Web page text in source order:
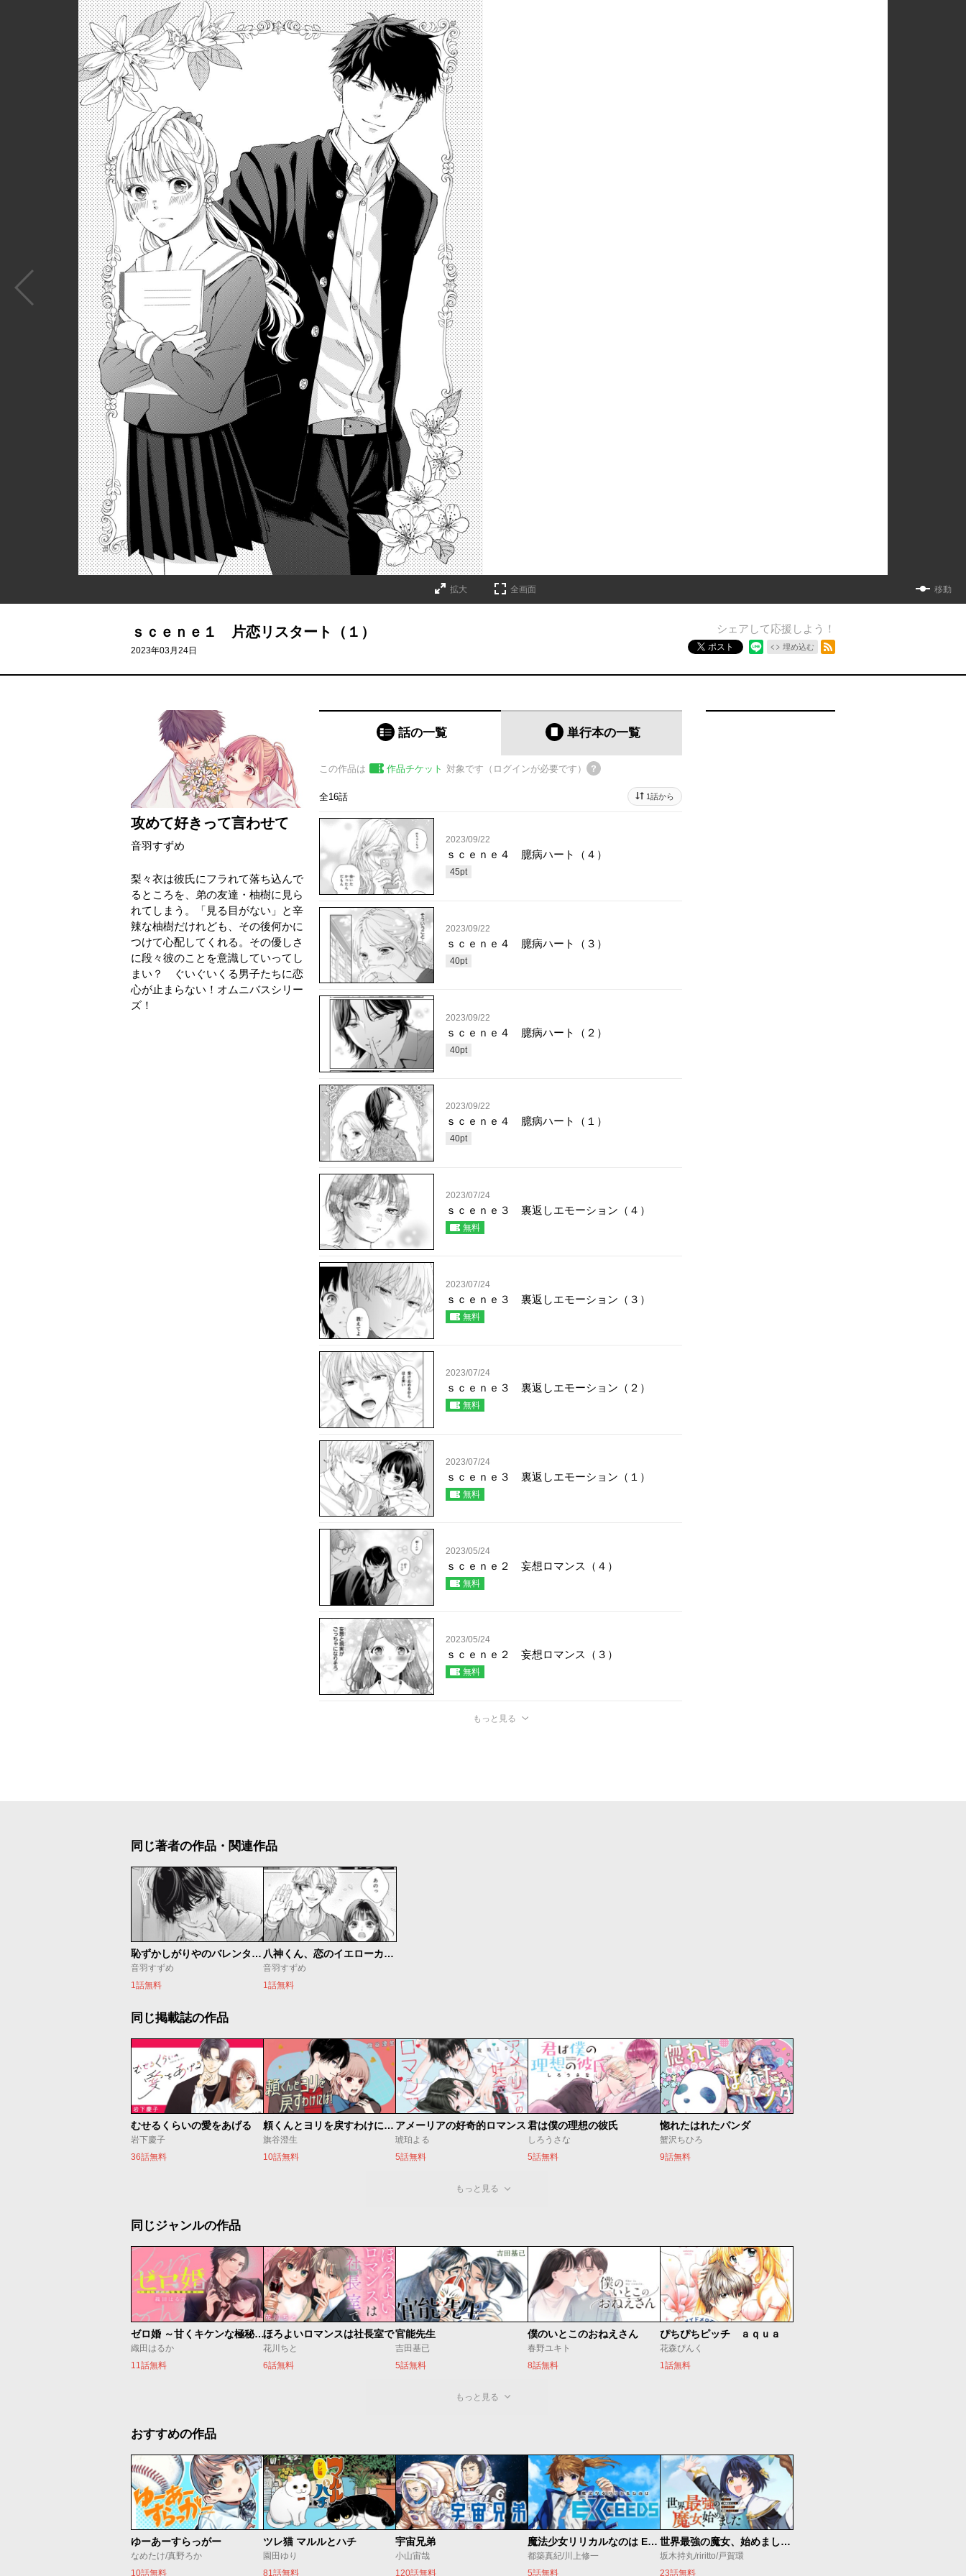
拡大 全画面 移動
ｓｃｅｎｅ１ 片恋リスタート（１）
2023年03月24日
シェアして応援しよう！
ポスト 埋め込む
攻めて好きって言わせて
音羽すずめ
梨々衣は彼氏にフラれて落ち込んで
るところを、弟の友達・柚樹に見ら
れてしまう。「見る目がない」と辛
辣な柚樹だけれども、その後何かに
つけて心配してくれる。その優しさ
に段々彼のことを意識していってし
まい？ ぐいぐいくる男子たちに恋
心が止まらない！オムニバスシリー
ズ！
話の一覧 単行本の一覧
この作品は 作品チケット 対象です（ログインが必要です）
全16話 1話から
2023/09/22
ｓｃｅｎｅ４ 臆病ハート（４）
45pt
2023/09/22
ｓｃｅｎｅ４ 臆病ハート（３）
40pt
2023/09/22
ｓｃｅｎｅ４ 臆病ハート（２）
40pt
2023/09/22
ｓｃｅｎｅ４ 臆病ハート（１）
40pt
2023/07/24
ｓｃｅｎｅ３ 裏返しエモーション（４）
無料
2023/07/24
ｓｃｅｎｅ３ 裏返しエモーション（３）
無料
2023/07/24
ｓｃｅｎｅ３ 裏返しエモーション（２）
無料
2023/07/24
ｓｃｅｎｅ３ 裏返しエモーション（１）
無料
2023/05/24
ｓｃｅｎｅ２ 妄想ロマンス（４）
無料
2023/05/24
ｓｃｅｎｅ２ 妄想ロマンス（３）
無料
もっと見る
同じ著者の作品・関連作品
恥ずかしがりやのバレンタイン
音羽すずめ
1話無料
八神くん、恋のイエローカードです
音羽すずめ
1話無料
同じ掲載誌の作品
むせるくらいの愛をあげる
岩下慶子
36話無料
頼くんとヨリを戻すわけには！
旗谷澄生
10話無料
アメーリアの好奇的ロマンス
琥珀よる
5話無料
君は僕の理想の彼氏
しろうさな
5話無料
惚れたはれたパンダ
蟹沢ちひろ
9話無料
もっと見る
同じジャンルの作品
ゼロ婚 ～甘くキケンな極秘任務～
織田はるか
11話無料
ほろよいロマンスは社長室で
花川ちと
6話無料
官能先生
吉田基已
5話無料
僕のいとこのおねえさん
春野ユキト
8話無料
ぴちぴちピッチ ａｑｕａ
花森ぴんく
1話無料
もっと見る
おすすめの作品
ゆーあーすらっがー
なめたけ/真野ろか
10話無料
ツレ猫 マルルとハチ
園田ゆり
81話無料
宇宙兄弟
小山宙哉
120話無料
魔法少女リリカルなのは EXCEEDS
都築真紀/川上修一
5話無料
世界最強の魔女、始めました ～私だけ『攻略サイト』を見れる世界で自由に生きます～
坂木持丸/riritto/戸賀環
23話無料